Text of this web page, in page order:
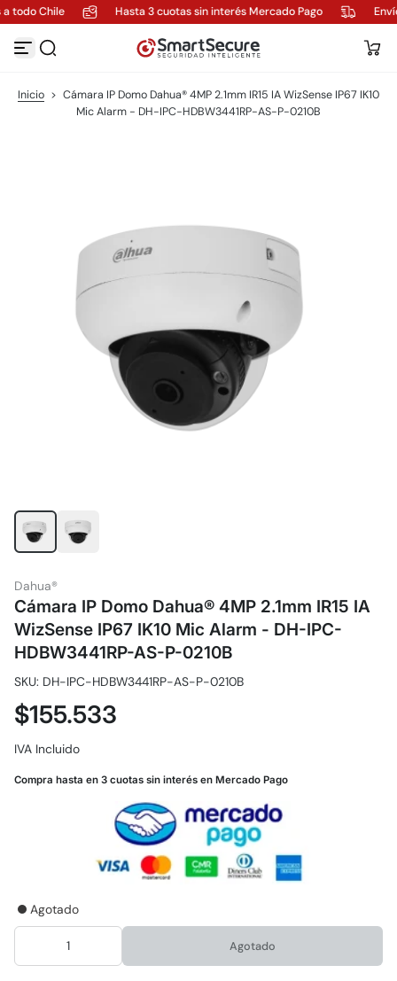
S
l
r
todo Chile Hasta 3 cuotas sin interés Mercado Pago
Inicio > Cámara IP Domo Dahua® 4MP 2.1mm IR15 IA WizSense IP67 IK10
Mic Alarm - DH-IPC-HDBW3441RP-AS-P-0210B
Dahua®
Cámara IP Domo Dahua® 4MP 2.1mm IR15 IA
WizSense IP67 IK10 Mic Alarm - DH-IPC-
HDBW3441RP-AS-P-0210B
SKU: DH-IPC-HDBW3441RP-AS-P-0210B
$155.533
IVA Incluido
Compra hasta en 3 cuotas sin interés en Mercado Pago
Agotado
Agotado